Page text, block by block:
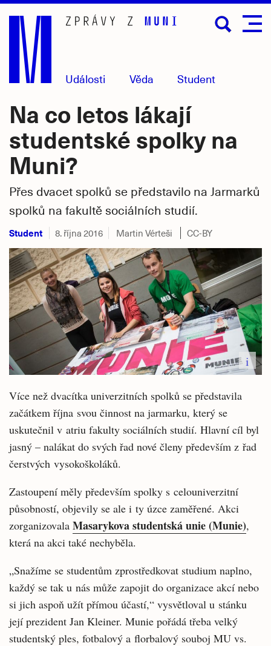
Přejít
hlavní
obsah
Události Věda Student
Na co letos lákají
studentské spolky na
Muni?
Přes dvacet spolků se představilo na Jarmarků
spolků na fakultě sociálních studií.
Student 8. října 2016 Martin Vérteši CC-BY
i
Více než dvacítka univerzitních spolků se představila
začátkem října svou činnost na jarmarku, který se
uskutečnil v atriu fakulty sociálních studií. Hlavní cíl byl
jasný – nalákat do svých řad nové členy především z řad
čerstvých vysokoškoláků.
Zastoupení měly především spolky s celouniverzitní
působností, objevily se ale i ty úzce zaměřené. Akci
zorganizovala Masarykova studentská unie (Munie),
která na akci také nechyběla.
„Snažíme se studentům zprostředkovat studium naplno,
každý se tak u nás může zapojit do organizace akcí nebo
si jich aspoň užít přímou účastí,“ vysvětloval u stánku
její prezident Jan Kleiner. Munie pořádá třeba velký
studentský ples, fotbalový a florbalový souboj MU vs.